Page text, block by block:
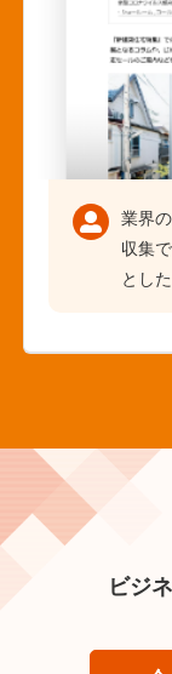
業界
収集
とし
ビジ